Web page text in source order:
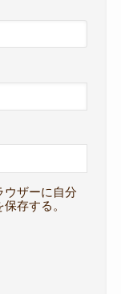
ウザーに自分
存する。